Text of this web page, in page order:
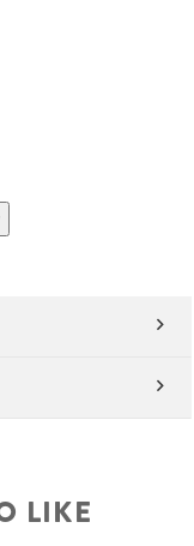
LIKE